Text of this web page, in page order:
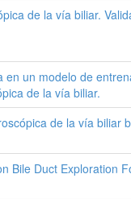
de la vía biliar.
en un modelo de
de la vía biliar.
de la vía biliar
Bile Duct Exploration